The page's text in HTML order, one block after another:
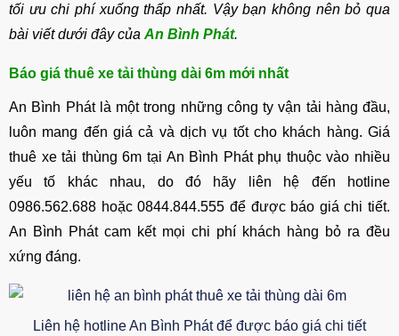
tối ưu chi phí xuống thấp nhất. Vậy bạn không nên bỏ qua
bài viết dưới đây của An Bình Phát.
Báo giá thuê xe tải thùng dài 6m mới nhất
An Bình Phát là một trong những công ty vận tải hàng đầu,
luôn mang đến giá cả và dịch vụ tốt cho khách hàng. Giá
thuê xe tải thùng 6m tại An Bình Phát phụ thuộc vào nhiều
yếu tố khác nhau, do đó hãy liên hệ đến hotline
0986.562.688 hoặc 0844.844.555 để được báo giá chi tiết.
An Bình Phát cam kết mọi chi phí khách hàng bỏ ra đều
xứng đáng.
Liên hệ hotline An Bình Phát để được báo giá chi tiết